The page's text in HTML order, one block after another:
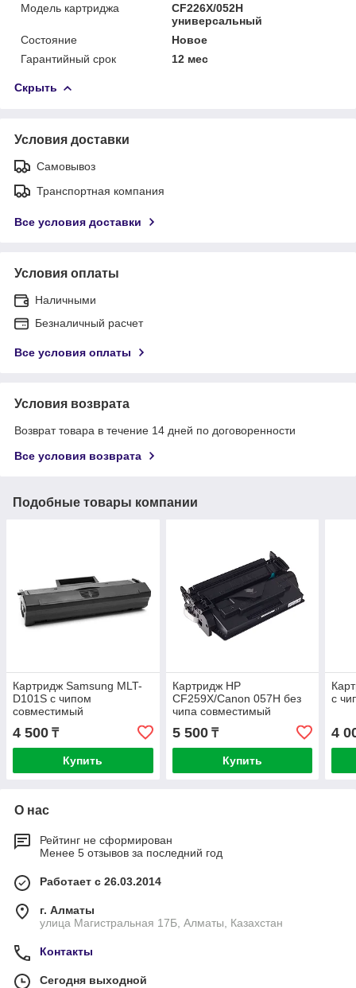
Модель картриджа
CF226X/052H
универсальный
Состояние
Новое
Гарантийный срок
12 мес
Скрыть
Условия доставки
Самовывоз
Транспортная компания
Все условия доставки
Условия оплаты
Наличными
Безналичный расчет
Все условия оплаты
Условия возврата
Возврат товара в течение 14 дней по договоренности
Все условия возврата
Подобные товары компании
Картридж Samsung MLT-
D101S с чипом
совместимый
4 500 ₸
Купить
Картридж HP
CF259X/Canon 057H без
чипа совместимый
5 500₸
Купить
с
4
О нас
Рейтинг не сформирован
Менее 5 отзывов за последний год
Работает с 26.03.2014
г. Алматы
улица Магистральная 17Б, Алматы, Казахстан
Контакты
Сегодня выходной